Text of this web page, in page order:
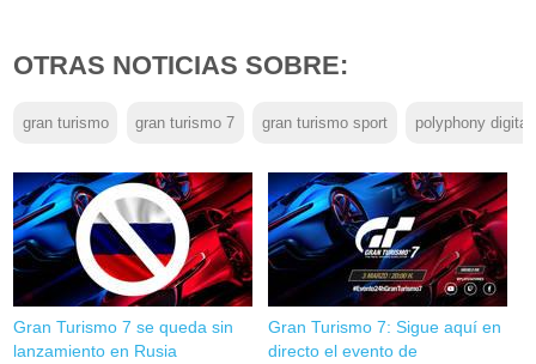
OTRAS NOTICIAS SOBRE:
gran turismo gran turismo 7 gran turismo sport polyphony digital
Gran Turismo 7 se queda sin
lanzamiento en Rusia
Gran Turismo 7: Sigue aquí en
directo el evento de